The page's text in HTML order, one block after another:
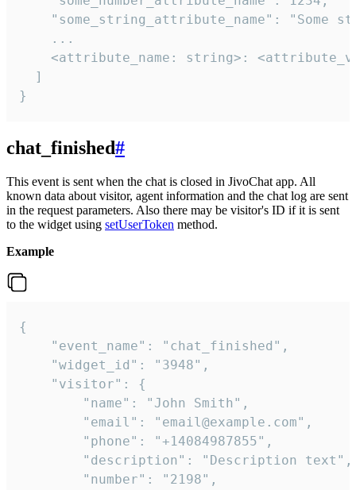
"some_string_attribute_name": "Some
    ...
<attribute_name: string>:
  ]
}
chat_finished#
This event is sent when the chat is closed in JivoChat app. All
known data about visitor, agent information and the chat log are sent
in the request parameters. Also there may be visitor's ID if it is sent
to the widget using setUserToken method.
Example
{
    "event_name": "chat_finished",
    "widget_id": "3948",
    "visitor": {
        "name": "John Smith",
        "email": "email@example.com",
        "phone": "+14084987855",
        "description": "Description text",
        "number": "2198",